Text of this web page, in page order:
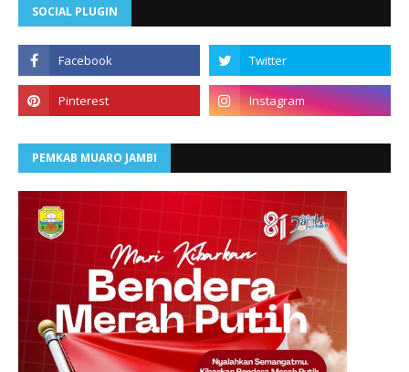
SOCIAL PLUGIN
PEMKAB MUARO JAMBI